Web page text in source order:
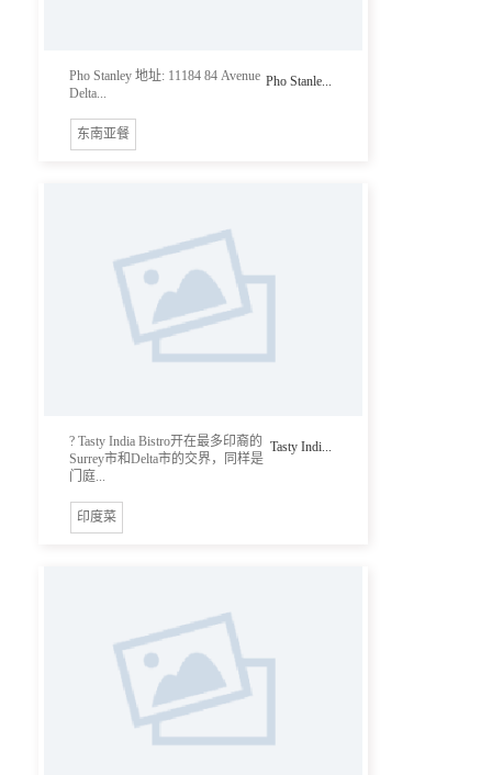
Pho Stanle...
Pho Stanley 地址: 11184 84 Avenue
Delta...
东南亚餐
Tasty Indi...
? Tasty India Bistro开在最多印裔的
Surrey市和Delta市的交界，同样是
门庭...
印度菜